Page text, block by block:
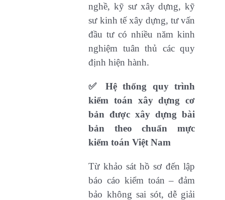
nghề, kỹ sư xây dựng, kỹ
sư kinh tế xây dựng, tư vấn
đầu tư có nhiều năm kinh
nghiệm tuân thủ các quy
định hiện hành.
✅ Hệ thống quy trình
kiểm toán xây dựng cơ
bản được xây dựng bài
bản theo chuẩn mực
kiểm toán Việt Nam
Từ khảo sát hồ sơ đến lập
báo cáo kiểm toán – đảm
bảo không sai sót, dễ giải